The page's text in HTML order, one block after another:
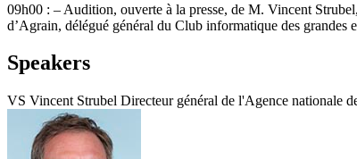
09h00 : – Audition, ouverte à la presse, de M. Vincent
d’Agrain, délégué général du Club informatique des grandes
Speakers
VS Vincent Strubel Directeur général de l'Agence nationale